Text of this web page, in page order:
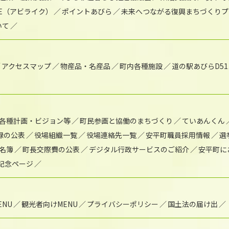
アビライク）
ポイントあびら
未来へつながる復興まちづくり
アクセスマップ 物産品・名産品 町内各種施設 道の駅あびら
種計画・ビジョン等 町民参画と協働のまちづくり
ていあんくん
の公表
役場組織一覧 役場連絡先一覧 安平町職員採用情報
選
簿
町長交際費の公表 デジタル行政サービスのご紹介
安平町
念ページ
観光者向けMENU プライバシーポリシー 国土法の届け出